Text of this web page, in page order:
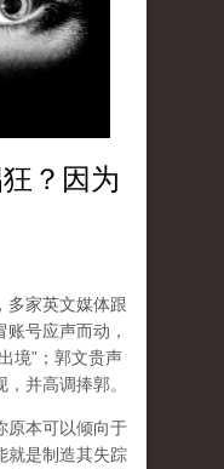
？因为
多家英文媒体跟
号应声而动，
境”；郭文贵声
并高调捧郭。
原本可以倾向于
就是制造其失踪